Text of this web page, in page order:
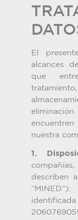
El
alcances
que
nuestra
1.
describen